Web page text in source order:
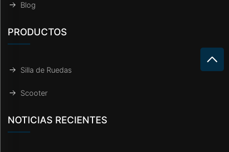
Blog
PRODUCTOS
Silla de Ruedas
Scooter
NOTICIAS RECIENTES